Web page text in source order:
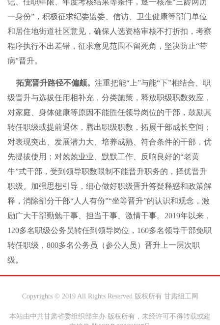
记、任职年限、年度考核结果等条件，逐一核准“三龄两历
一身份”，积极征求纪委监委、信访、卫生健康等部门单位
和居住地街道社区意见，确保人选资格审核不打折扣，考察
程序执行不出差错，征求意见范围不留死角，坚决防止“带
病”晋升。
拓宽晋升路径不偏颇。 注重把能“上”与能“下”相结合、职
级晋升与选拔任用相补充，分类施策，释放职级职数效应，
对家庭、身体健康等原因不能胜任领导岗位的干部，鼓励其
转任职级或提前退休，腾出职级职数，拓展干部成长空间；
对表现突出、发展潜力大、培养成熟、符合条件的干部，优
先提拔使用；对兢兢业业、默默工作、反响良好的“老黄
牛”式干部，受到领导职数限制不能晋升职务的，择优晋升
职级。加强思想引导，细心做好职级晋升答疑释惑和政策解
释，消除部分干部“人人有份”“坐等晋升”的认识和观念，激
励广大干部勤勉干事、担当干事、激情干事。2019年以来，
120多名职级公务员转任到领导岗位，160多名领导干部免职
转任职级，800多名公务员（参公人员）晋升上一层次职
级。
Copyrights © 2019 All Rights Reserved 版权所有 甘肃组工网
本站由中共甘肃省委组织部主办 版权所有，未经许可不得转载或建